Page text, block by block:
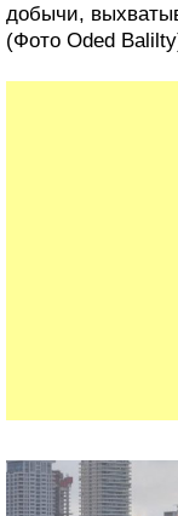
добычи,
(Фото Oded